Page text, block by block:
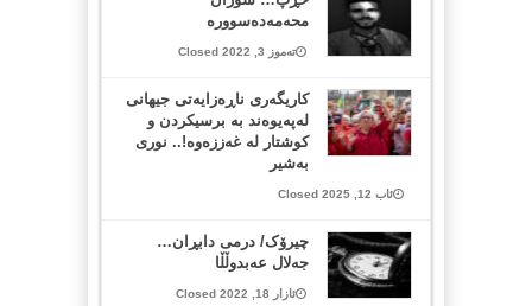
محەمەدەسوورە
تەموز 3, 2022 Closed
کاریگەری ناڕەزایەتی جیهانی
لەپەیوەند بە برسیکردن و
کوشتار لە غەززەوە!.. نوری
بەشیر
ئاب 12, 2025 Closed
چیرۆک/ درمی دابڕان…
جەلال عەبدوڵڵا
ئازار 18, 2022 Closed